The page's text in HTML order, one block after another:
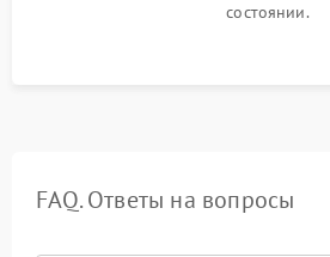
состоянии.
FAQ. Ответы на вопросы